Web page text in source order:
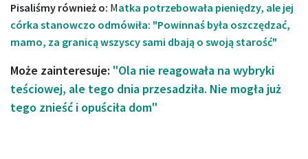
Pisaliśmy również o: Matka potrzebowała pieniędzy, ale jej
córka stanowczo odmówiła: "Powinnaś była oszczędzać,
mamo, za granicą wszyscy sami dbają o swoją starość"
Może zainteresuje: "Ola nie reagowała na wybryki
teściowej, ale tego dnia przesadziła. Nie mogła już
tego znieść i opuściła dom"